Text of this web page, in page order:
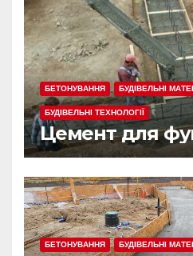
БЕТОНУВАННЯ БУДІВЕЛЬНІ
БУДІВЕЛЬНІ ТЕХНОЛОГІЇ
Цемент для
БЕТОНУВАННЯ БУДІВЕЛЬНІ